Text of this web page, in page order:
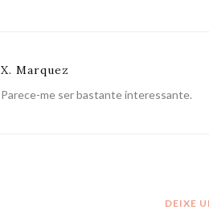
X. Marquez
Parece-me ser bastante interessante.
DEIXE